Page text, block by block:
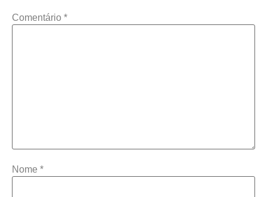
Comentário *
Nome *